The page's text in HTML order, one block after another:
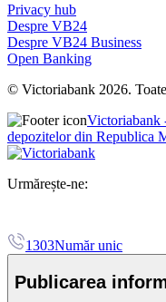
Privacy hub
Despre VB24
Despre VB24 Business
Open Banking
© Victoriabank 2026.
Victoriabank
depozitelor din Republica
Urmărește-ne:
1303Număr unic
Publicarea